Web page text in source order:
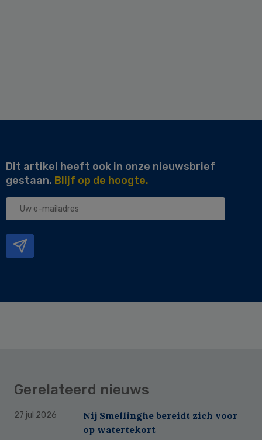
Dit artikel heeft ook in onze nieuwsbrief
gestaan. Blijf op de hoogte.
Uw
Gerelateerd nieuws
27 jul 2026
Nij Smellinghe bereidt zich voor
op watertekort